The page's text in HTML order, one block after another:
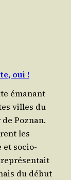
oui !
éma­nant
villes du
Poz­nan.
les
et socio­
repré­sen­tait
du début